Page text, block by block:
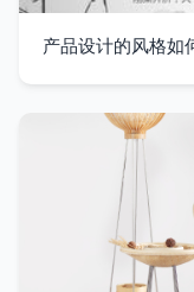
产品设计的风格如